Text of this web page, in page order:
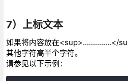
7）上标文本
如果将内容放在<sup>..............</
其他字符高半个字符。
请参见以下示例：